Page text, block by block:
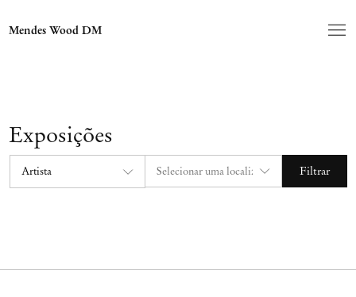
Mendes Wood DM
Exposições
Filtrar